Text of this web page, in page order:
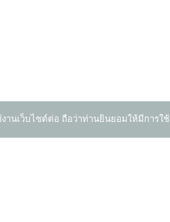
านเว็บไซต์ต่อ ถือว่าท่านยินยอมให้มีการใ